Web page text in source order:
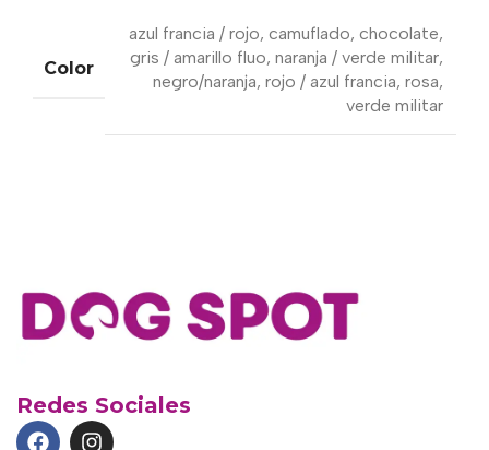
Color
azul francia / rojo, camuflado, chocolate,
gris / amarillo fluo, naranja / verde militar,
negro/naranja, rojo / azul francia, rosa,
verde militar
Redes Sociales